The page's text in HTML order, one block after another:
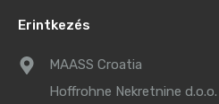
Erintkezés
MAASS Croatia
Hoffrohne Nekretnine